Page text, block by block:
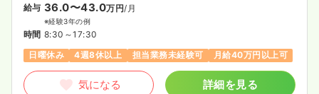
給与 36.0〜43.0万円/月
※経験3年の例
時間 8:30～17:30
日曜休み
4週8休以上 担当業務未経験可 月給40万円以上可
気になる 詳細を見る